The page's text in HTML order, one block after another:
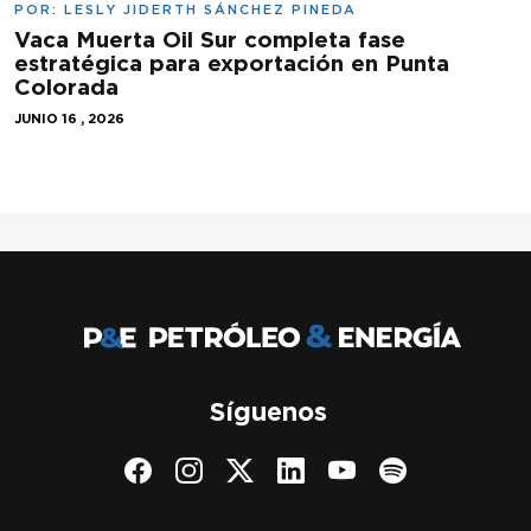
POR: LESLY JIDERTH SÁNCHEZ PINEDA
Vaca Muerta Oil Sur completa fase
estratégica para exportación en Punta
Colorada
JUNIO 16 , 2026
Síguenos